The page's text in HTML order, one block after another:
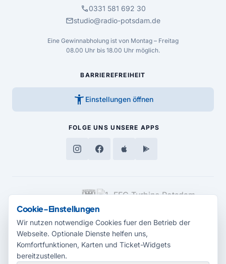
call0331 581 692 30
mailstudio@radio-potsdam.de
Eine Gewinnabholung ist von Montag – Freitag
08.00 Uhr bis 18.00 Uhr möglich.
BARRIEREFREIHEIT
accessibility_new Einstellungen öffnen
FOLGE UNS UNSERE APPS
MEDIENPARTNER
Cookie-Einstellungen
Wir nutzen notwendige Cookies fuer den Betrieb der
Webseite. Optionale Dienste helfen uns,
Komfortfunktionen, Karten und Ticket-Widgets
bereitzustellen.